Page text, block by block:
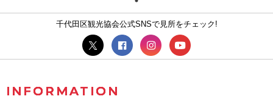
千代田区観光協会公式SNSで見所をチェック!
INFORMATION